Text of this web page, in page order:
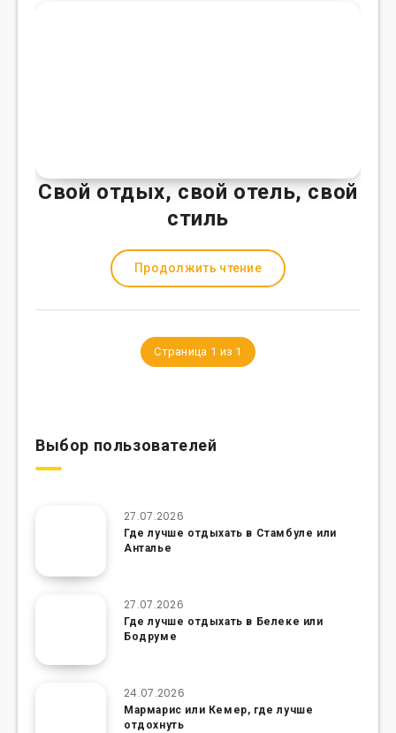
Свой отдых, свой отель, свой
стиль
Продолжить чтение
Страница 1 из 1
Выбор пользователей
27.07.2026
Где лучше отдыхать в Стамбуле или
Анталье
27.07.2026
Где лучше отдыхать в Белеке или
Бодруме
24.07.2026
Мармарис или Кемер, где лучше
отдохнуть